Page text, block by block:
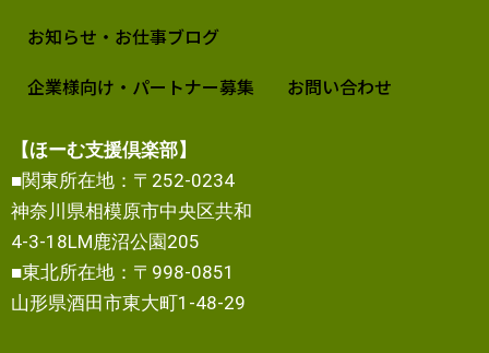
お知らせ・お仕事ブログ
企業様向け・パートナー募集
お問い合わせ
【ほーむ支援倶楽部】
■関東所在地：〒252-0234
神奈川県相模原市中央区共和
4-3-18LM鹿沼公園205
■東北所在地：〒998-0851
山形県酒田市東大町1-48-29